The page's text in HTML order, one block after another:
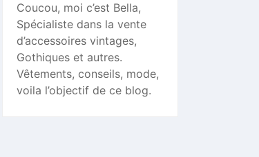
Coucou, moi c’est Bella,
Spécialiste dans la vente
d’accessoires vintages,
Gothiques et autres.
Vêtements, conseils, mode,
voila l’objectif de ce blog.